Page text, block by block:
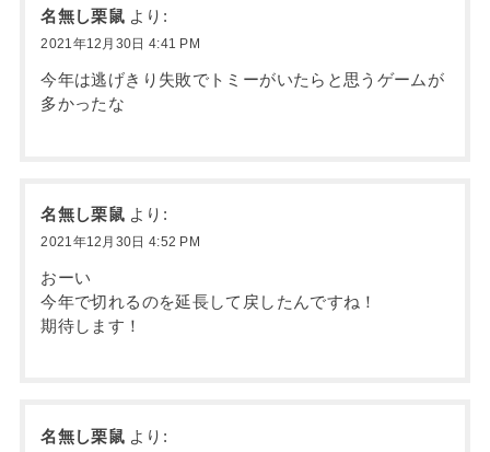
名無し栗鼠 より:
2021年12月30日 4:41 PM
今年は逃げきり失敗でトミーがいたらと思うゲームが
多かったな
名無し栗鼠 より:
2021年12月30日 4:52 PM
おーい
今年で切れるのを延長して戻したんですね！
期待します！
名無し栗鼠 より: